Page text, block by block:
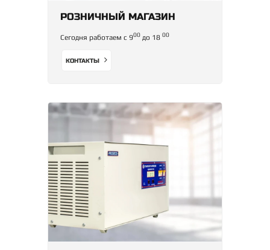
РОЗНИЧНЫЙ МАГАЗИН
Сегодня работаем с 900 до 18 00
КОНТАКТЫ